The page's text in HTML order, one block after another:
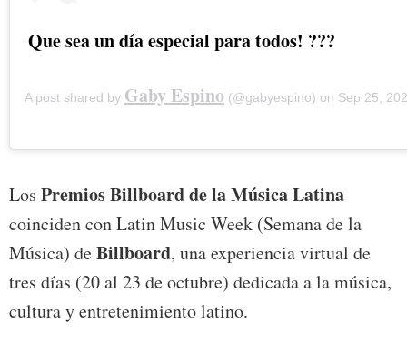
Que sea un día especial para todos! ???
A post shared by Gaby Espino (@gabyespino) on Sep 25, 2020
Los Premios Billboard de la Música Latina
coinciden con Latin Music Week (Semana de la
Música) deBillboard, una experiencia virtual de
tres días (20 al 23 de octubre) dedicada a la música,
cultura y entretenimiento latino.